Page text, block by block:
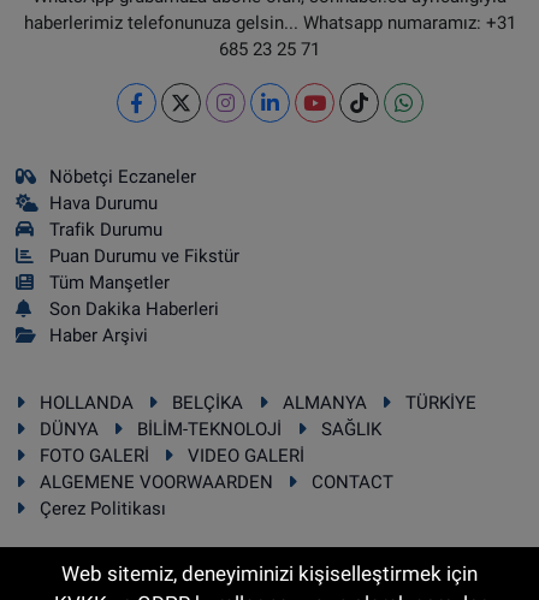
haberlerimiz telefonunuza gelsin... Whatsapp numaramız: +31
685 23 25 71
Nöbetçi Eczaneler
Hava Durumu
Trafik Durumu
Puan Durumu ve Fikstür
Tüm Manşetler
Son Dakika Haberleri
Haber Arşivi
HOLLANDA BELÇİKA ALMANYA
TÜRKİYE
DÜNYA
BİLİM-TEKNOLOJİ
SAĞLIK
FOTO GALERİ
VIDEO GALERİ
ALGEMENE VOORWAARDEN
CONTACT
Çerez Politikası
Web sitemiz, deneyiminizi kişiselleştirmek için